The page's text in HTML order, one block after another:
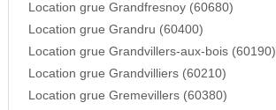
Location grue Grandfresnoy (60680)
Location grue Grandru (60400)
Location grue Grandvillers-aux-bois (60190)
Location grue Grandvilliers (60210)
Location grue Gremevillers (60380)